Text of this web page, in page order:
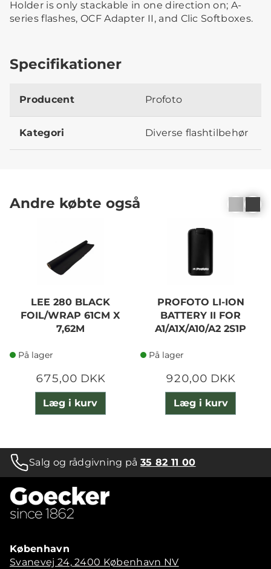
Holder is only stackable in one direction on; A-
series flashes, OCF Adapter II, and Clic Softboxes.
Specifikationer
Producent Profoto
Kategori Diverse flashtilbehør
Andre købte også
LEE 280 BLACK
FOIL/WRAP 61CM X
7,62M
På lager
675,00 DKK
Læg i kurv
PROFOTO LI-ION
BATTERY II FOR
A1/A1X/A10/A2 2S1P
På lager
920,00 DKK
Læg i kurv
Salg og rådgivning på35 82 11 00
København
Svanevej 24, 2400 København NV